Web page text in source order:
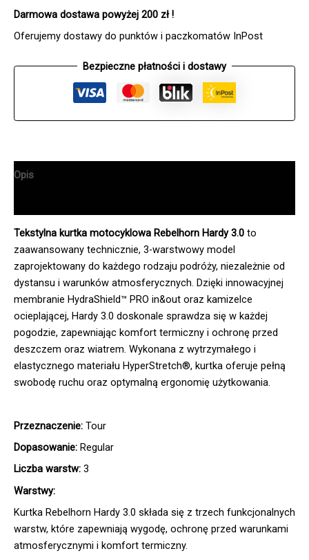
BLACK/GREY/FLUO
YELLOW
Darmowa dostawa powyżej 200 zł !
Oferujemy dostawy do punktów i paczkomatów InPost
Bezpieczne płatności i dostawy
Opis
Tekstylna kurtka motocyklowa Rebelhorn Hardy 3.0 to
zaawansowany technicznie, 3-warstwowy model
zaprojektowany do każdego rodzaju podróży, niezależnie od
dystansu i warunków atmosferycznych. Dzięki innowacyjnej
membranie HydraShield™ PRO in&out oraz kamizelce
ocieplającej, Hardy 3.0 doskonale sprawdza się w każdej
pogodzie, zapewniając komfort termiczny i ochronę przed
deszczem oraz wiatrem. Wykonana z wytrzymałego i
elastycznego materiału HyperStretch®, kurtka oferuje pełną
swobodę ruchu oraz optymalną ergonomię użytkowania.
Przeznaczenie: Tour
Dopasowanie: Regular
Liczba warstw: 3
Warstwy:
Kurtka Rebelhorn Hardy 3.0 składa się z trzech funkcjonalnych
warstw, które zapewniają wygodę, ochronę przed warunkami
atmosferycznymi i komfort termiczny.